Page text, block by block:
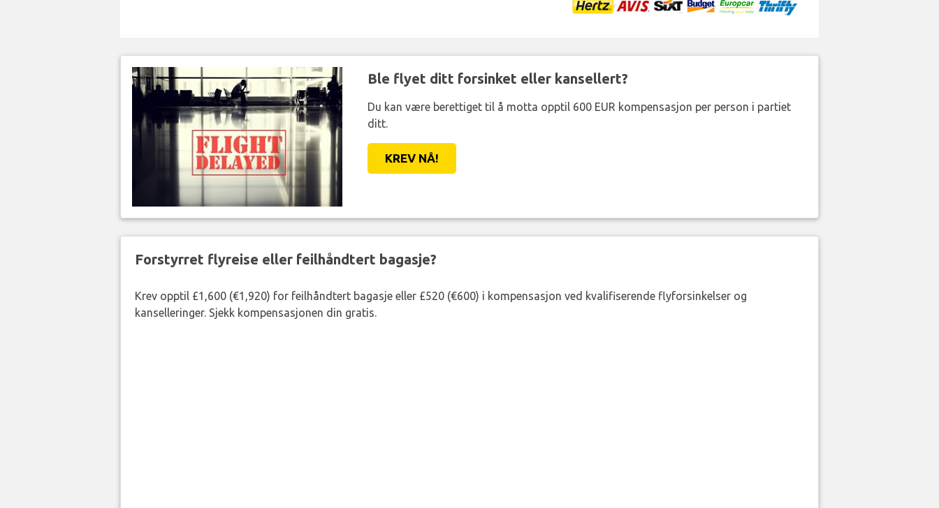
Ble flyet ditt forsinket eller kansellert?
Du kan være berettiget til å motta opptil 600 EUR kompensasjon per person i partiet
ditt.
KREV NÅ!
Forstyrret flyreise eller feilhåndtert bagasje?
Krev opptil £1,600 (€1,920) for feilhåndtert bagasje eller £520 (€600) i kompensasjon ved kvalifiserende flyforsinkelser og
kanselleringer. Sjekk kompensasjonen din gratis.